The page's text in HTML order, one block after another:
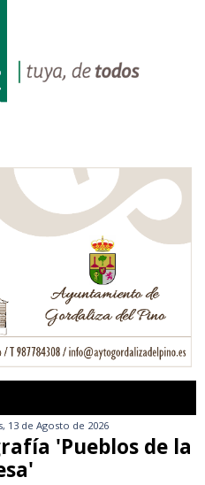
13 de Agosto de 2026
'Pueblos de la